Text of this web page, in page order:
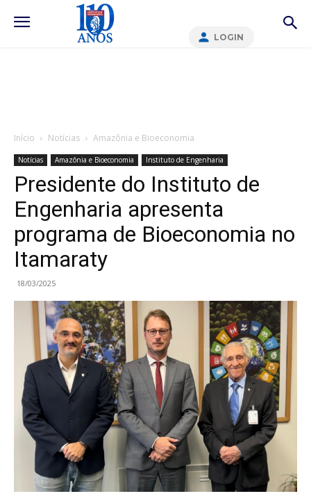
LOGIN
Início Notícias Amazônia e Bioeconomia
Notícias Amazônia e Bioeconomia Instituto de Engenharia
Presidente do Instituto de
Engenharia apresenta
programa de Bioeconomia no
Itamaraty
18/03/2025